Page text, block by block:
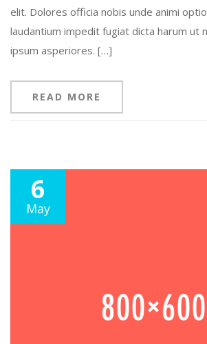
elit. Dolores officia nobis unde animi
laudantium impedit fugiat dicta harum ut
ipsum asperiores. […]
READ MORE
6
May